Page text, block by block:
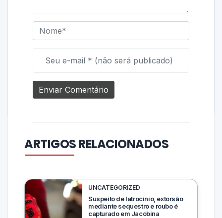
ARTIGOS RELACIONADOS
UNCATEGORIZED
Suspeito de latrocínio, extorsão
mediante sequestro e roubo é
capturado em Jacobina